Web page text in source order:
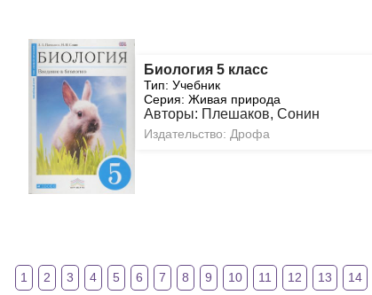
Биология 5 класс
Тип: Учебник
Серия: Живая природа
Авторы: Плешаков, Сонин
Издательство: Дрофа
1 2 3 4 5 6 7 8 9 10 11 12 13 14